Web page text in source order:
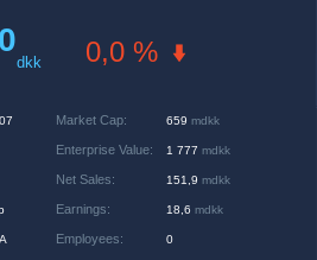
dkk 0,0 %
Market Cap: 659 mdkk
Enterprise Value: 1 777 mdkk
Net Sales: 151,9 mdkk
Earnings: 18,6 mdkk
Employees: 0